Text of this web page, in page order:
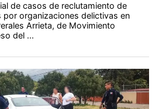
de casos de reclutamiento de
por organizaciones delictivas en
Arrieta, de Movimiento
del ...